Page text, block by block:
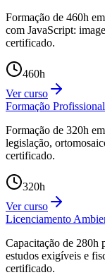
Formação de 460h
com JavaScript:
certificado.
460h
Ver curso
Formação
Formação de 320h
legislação,
certificado.
320h
Ver curso
Licenciamento
Capacitação de
estudos exigíveis e
certificado.